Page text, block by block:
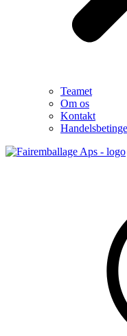
Teamet
Om os
Kontakt